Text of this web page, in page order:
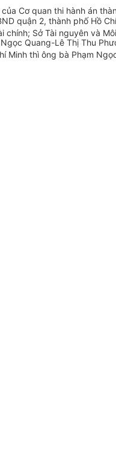
Cơ quan thi hành án
quận 2, thành phố Hồ
chính; Sở Tài nguyên và
Quang-Lê Thị Thu
thì ông bà Phạm